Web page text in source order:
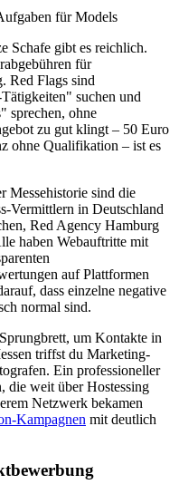
Schafe gibt es reichlich.
für
Red Flags sind
suchen und
sprechen, ohne
zu gut klingt – 50 Euro
ohne Qualifikation – ist es
Messehistorie sind die
Vermittlern in Deutschland
Red Agency Hamburg
haben Webauftritte mit
auf Plattformen
dass einzelne negative
normal sind.
um Kontakte in
triffst du Marketing-
Ein professioneller
die weit über Hostessing
Netzwerk bekamen
Kampagnen mit deutlich